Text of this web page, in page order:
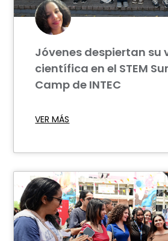
Jóvenes despiertan su
científica en el STEM
Camp de INTEC
VER MÁS